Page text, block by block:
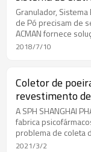
remoção de
Granulador,
de Pó precisam de
ACMAN fornece
abaixo:
2018/7/10
Coletor de
revestimento
extração de
farmacêutica
A SPH SHANGHAI
fabrica
problema de coleta
revestimento de
2021/3/2